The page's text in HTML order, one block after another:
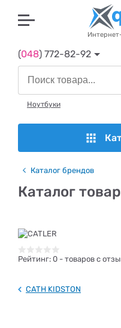
(048) 772-82-92
Ноутбуки
Каталог брендов
Каталог
Рейтинг: 0 - товаров с
CATH KIDSTON